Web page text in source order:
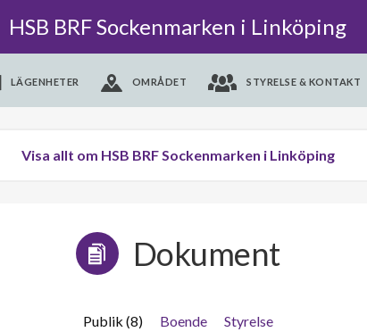
HSB BRF Sockenmarken i Linköping
LÄGENHETER OMRÅDET STYRELSE & KONTAKT
Visa allt om HSB BRF Sockenmarken i Linköping
Dokument
Publik (8) Boende
Styrelse